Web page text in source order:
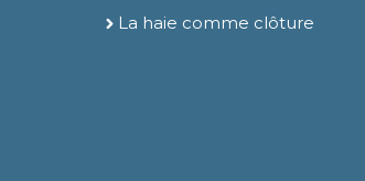
La haie comme clôture